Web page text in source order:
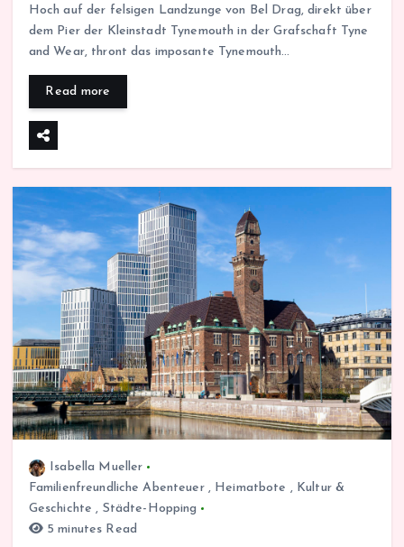
Hoch auf der felsigen Landzunge von Bel Drag, direkt über
dem Pier der Kleinstadt Tynemouth in der Grafschaft Tyne
and Wear, thront das imposante Tynemouth…
Read more
Isabella Mueller
Familienfreundliche Abenteuer, Heimatbote , Kultur &
Geschichte , Städte-Hopping
5 minutes Read